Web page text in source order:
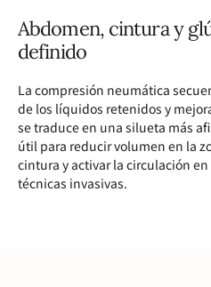
Abdomen, cintura y
definido
La compresión neumática
de los líquidos retenidos y
se traduce en una silueta más
útil para reducir volumen en la
cintura y activar la circulación
técnicas invasivas.